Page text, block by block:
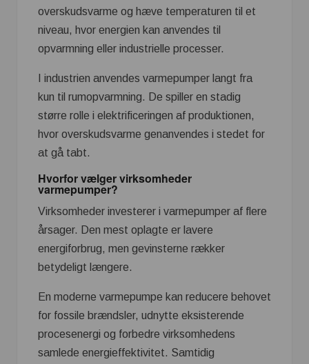
overskudsvarme og hæve temperaturen til et
niveau, hvor energien kan anvendes til
opvarmning eller industrielle processer.
I industrien anvendes varmepumper langt fra
kun til rumopvarmning. De spiller en stadig
større rolle i elektrificeringen af produktionen,
hvor overskudsvarme genanvendes i stedet for
at gå tabt.
Hvorfor vælger virksomheder
varmepumper?
Virksomheder investerer i varmepumper af flere
årsager. Den mest oplagte er lavere
energiforbrug, men gevinsterne rækker
betydeligt længere.
En moderne varmepumpe kan reducere behovet
for fossile brændsler, udnytte eksisterende
procesenergi og forbedre virksomhedens
samlede energieffektivitet. Samtidig